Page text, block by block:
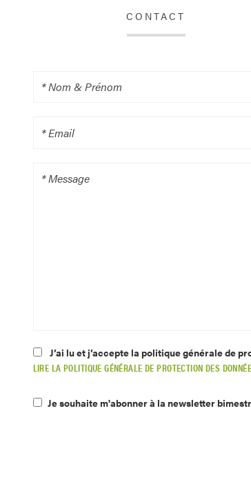
CONTACT
J’ai lu et j’accepte la politique générale de
LIRE LA POLITIQUE GÉNÉRALE DE PROTECTION DES
Je souhaite m'abonner à la newsletter